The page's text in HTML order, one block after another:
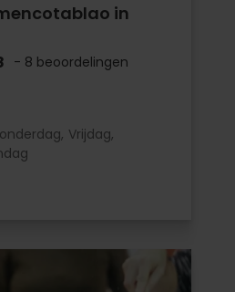
in
- 8 beoordelingen
Vrijdag